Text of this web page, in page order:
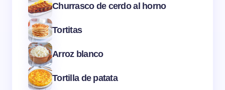
Churrasco de cerdo al horno
Tortitas
Arroz blanco
Tortilla de patata